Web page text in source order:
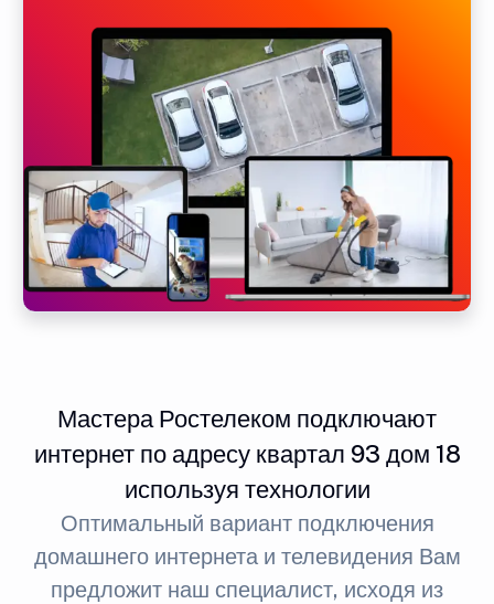
Мастера Ростелеком подключают
интернет по адресу квартал 93 дом 18
используя технологии
Оптимальный вариант подключения
домашнего интернета и телевидения Вам
предложит наш специалист, исходя из